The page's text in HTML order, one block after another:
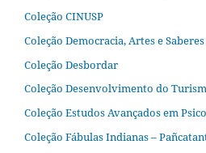
Coleção CINUSP
Coleção Democracia, Artes e
Coleção Desbordar
Coleção Desenvolvimento do
Coleção Estudos Avançados em
Coleção Fábulas Indianas –